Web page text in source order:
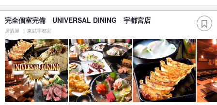
完全個室完備 UNIVERSAL DINING 宇都宮店
居酒屋 東武宇都宮